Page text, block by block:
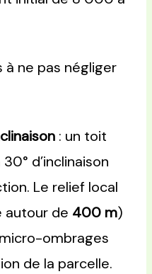
à ne pas négliger
: un toit
d’inclinaison
Le relief local
autour de 400 m)
ombrages
de la parcelle.